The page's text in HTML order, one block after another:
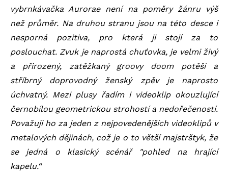
vybrnkávačka Aurorae není na poměry žánru výš
než průměr. Na druhou stranu jsou na této desce i
nesporná pozitiva, pro která ji stojí za to
poslouchat. Zvuk je naprostá chuťovka, je velmi živý
a přirozený, zatěžkaný groovy doom potěší a
stříbrný doprovodný ženský zpěv je naprosto
úchvatný. Mezi plusy řadím i videoklip okouzlující
černobílou geometrickou strohostí a nedořečeností.
Považuji ho za jeden z nejpovedenějších videoklipů v
metalových dějinách, což je o to větší majstrštyk, že
se jedná o klasický scénář "pohled na hrající
kapelu.“